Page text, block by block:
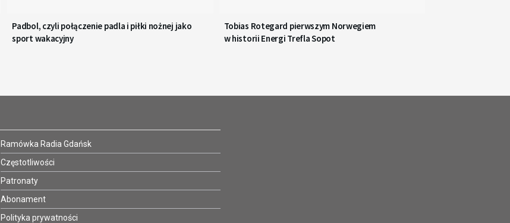
Padbol, czyli połączenie padla i piłki nożnej jako
sport wakacyjny
Tobias Rotegard pierwszym Norwegiem
w historii Energi Trefla Sopot
Ramówka Radia Gdańsk
Częstotliwości
Patronaty
Abonament
Polityka prywatności